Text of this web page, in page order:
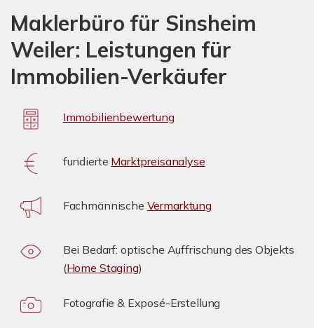
Maklerbüro für Sinsheim
Weiler: Leistungen für
Immobilien-Verkäufer
Immobilienbewertung
fundierte Marktpreisanalyse
Fachmännische Vermarktung
Bei Bedarf: optische Auffrischung des Objekts
(Home Staging)
Fotografie & Exposé-Erstellung